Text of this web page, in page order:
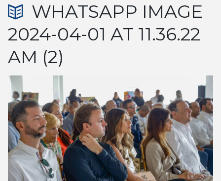
WHATSAPP IMAGE
2024-04-01 AT 11.36.22
AM (2)